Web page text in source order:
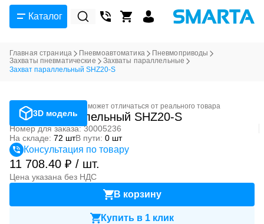
Каталог
Главная страница Пневмоавтоматика
Пневмоприводы
Захваты пневматические
Захваты параллельные
Захват параллельный SHZ20-S
3D модель
Фотография может отличаться от реального товара
Захват параллельный SHZ20-S
Номер для заказа: 30005236
На складе: 72 штВ пути: 0 шт
Консультация по товару
11 708.40 ₽ / шт.
Цена указана без НДС
В корзину
Купить в 1 клик